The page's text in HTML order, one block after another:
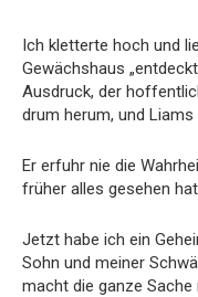
Ich kletterte hoch und
Gewächshaus
Ausdruck, der
drum herum, und
Er erfuhr nie die
früher alles gesehen
Jetzt habe ich ein
Sohn und meiner
macht die ganze Sache